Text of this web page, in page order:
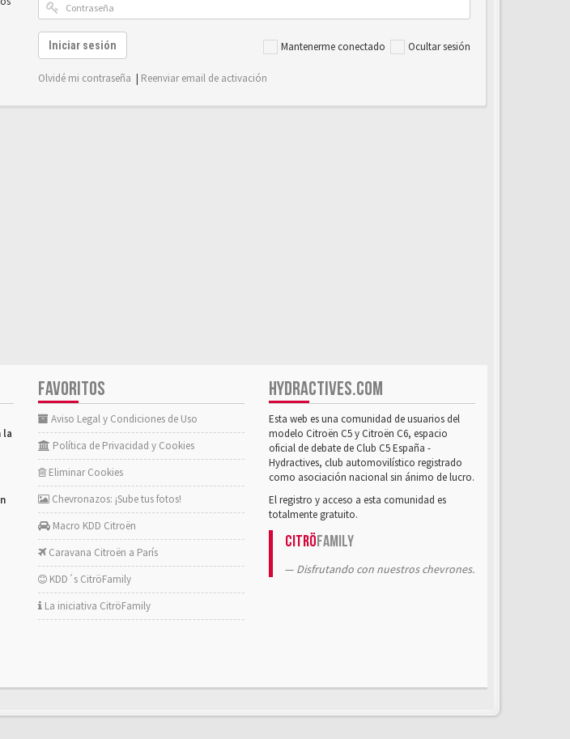
Mantenerme conectado Ocultar sesión
Iniciar sesión
Olvidé mi contraseña | Reenviar email de activación
la
FAVORITOS
Aviso Legal y Condiciones de Uso
Política de Privacidad y Cookies
Eliminar Cookies
Chevronazos: ¡Sube tus fotos!
Macro KDD Citroën
Caravana Citroën a París
KDD´s CitröFamily
La iniciativa CitröFamily
HYDRACTIVES.COM
Esta web es una comunidad de usuarios del
modelo Citroën C5 y Citroën C6, espacio
oficial de debate de Club C5 España -
Hydractives, club automovilístico registrado
como asociación nacional sin ánimo de lucro.
El registro y acceso a esta comunidad es
totalmente gratuito.
CitröFamily
Disfrutando con nuestros chevrones.